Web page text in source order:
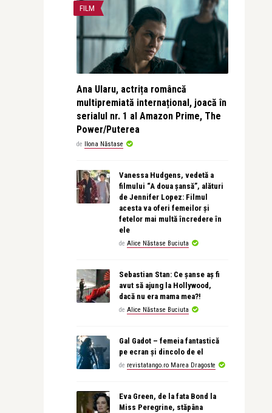
FILM
Ana Ularu, actrița româncă
multipremiată internațional, joacă în
serialul nr. 1 al Amazon Prime, The
Power/Puterea
de Ilona Năstase
Vanessa Hudgens, vedetă a
filmului “A doua șansă”, alături
de Jennifer Lopez: Filmul
acesta va oferi femeilor și
fetelor mai multă încredere în
ele
de Alice Năstase Buciuta
Sebastian Stan: Ce șanse aș fi
avut să ajung la Hollywood,
dacă nu era mama mea?!
de Alice Năstase Buciuta
Gal Gadot – femeia fantastică
pe ecran și dincolo de el
de revistatango.ro Marea Dragoste
Eva Green, de la fata Bond la
Miss Peregrine, stăpâna